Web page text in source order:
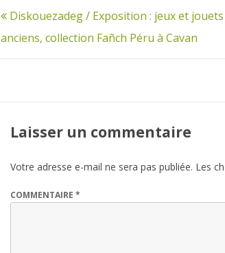
Navigation
de
Diskouezadeg / Exposition : jeux et jouets
anciens, collection Fañch Péru à Cavan
Laisser un commentaire
Votre adresse e-mail ne sera pas publiée. Les
COMMENTAIRE *